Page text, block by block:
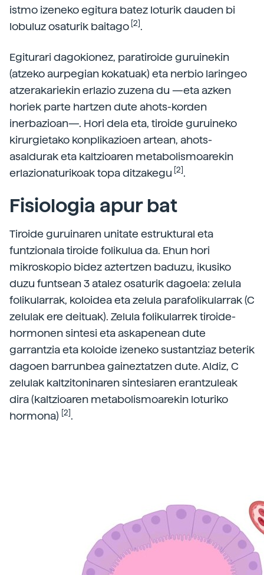
istmo izeneko egitura batez loturik dauden bi
lobuluz osaturik baitago [2].
Egiturari dagokionez, paratiroide guruinekin
(atzeko aurpegian kokatuak) eta nerbio laringeo
atzerakariekin erlazio zuzena du —eta azken
horiek parte hartzen dute ahots-korden
inerbazioan—. Hori dela eta, tiroide guruineko
kirurgietako konplikazioen artean, ahots-
asaldurak eta kaltzioaren metabolismoarekin
erlazionaturikoak topa ditzakegu [2].
Fisiologia apur bat
Tiroide guruinaren unitate estruktural eta
funtzionala tiroide folikulua da. Ehun hori
mikroskopio bidez aztertzen baduzu, ikusiko
duzu funtsean 3 atalez osaturik dagoela: zelula
folikularrak, koloidea eta zelula parafolikularrak (C
zelulak ere deituak). Zelula folikularrek tiroide-
hormonen sintesi eta askapenean dute
garrantzia eta koloide izeneko sustantziaz beterik
dagoen barrunbea gaineztatzen dute. Aldiz, C
zelulak kaltzitoninaren sintesiaren erantzuleak
dira (kaltzioaren metabolismoarekin loturiko
hormona) [2].